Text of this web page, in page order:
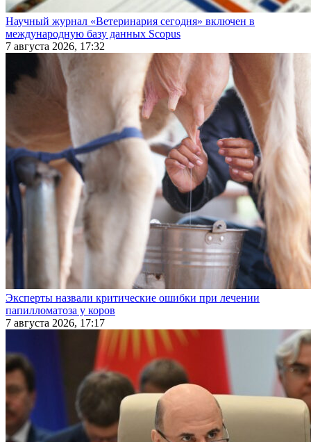
Научный журнал «Ветеринария сегодня» включен в
международную базу данных Scopus
7 августа 2026, 17:32
Эксперты назвали критические ошибки при лечении
папилломатоза у коров
7 августа 2026, 17:17